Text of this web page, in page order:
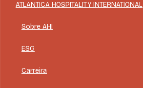
ATLANTICA HOSPITALITY INTERNATIONAL
Sobre AHI
ESG
Carreira